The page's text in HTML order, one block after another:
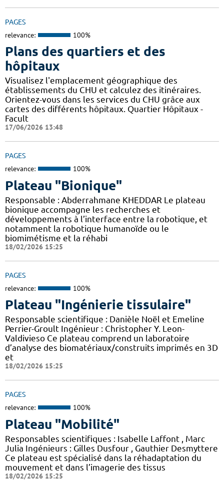
PAGES
relevance: 100%
Plans des quartiers et des
hôpitaux
Visualisez l'emplacement géographique des
établissements du CHU et calculez des itinéraires.
Orientez-vous dans les services du CHU grâce aux
cartes des différents hôpitaux. Quartier Hôpitaux -
Facult
17/06/2026 13:48
PAGES
relevance: 100%
Plateau "Bionique"
Responsable : Abderrahmane KHEDDAR Le plateau
bionique accompagne les recherches et
développements à l’interface entre la robotique, et
notamment la robotique humanoïde ou le
biomimétisme et la réhabi
18/02/2026 15:25
PAGES
relevance: 100%
Plateau "Ingénierie tissulaire"
Responsable scientifique : Danièle Noël et Emeline
Perrier-Groult Ingénieur : Christopher Y. Leon-
Valdivieso Ce plateau comprend un laboratoire
d’analyse des biomatériaux/construits imprimés en 3D
et
18/02/2026 15:25
PAGES
relevance: 100%
Plateau "Mobilité"
Responsables scientifiques : Isabelle Laffont , Marc
Julia Ingénieurs : Gilles Dusfour , Gauthier Desmyttere
Ce plateau est spécialisé dans la réhadaptation du
mouvement et dans l’imagerie des tissus
18/02/2026 15:25